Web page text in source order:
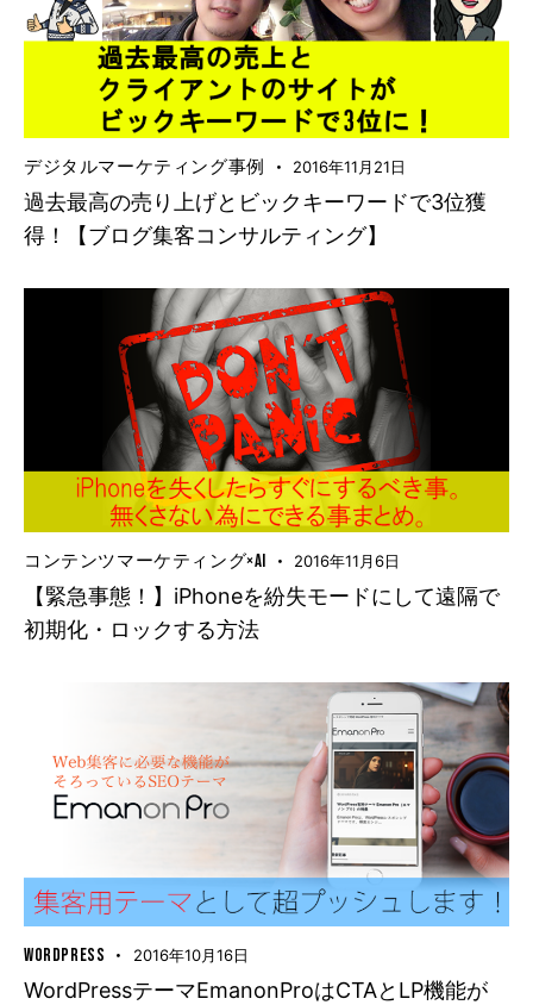
デジタルマーケティング事例 2016年11月21日
過去最高の売り上げとビックキーワードで3位獲
得！【ブログ集客コンサルティング】
コンテンツマーケティング×AI 2016年11月6日
【緊急事態！】iPhoneを紛失モードにして遠隔で
初期化・ロックする方法
WORDPRESS 2016年10月16日
WordPressテーマEmanonProはCTAとLP機能が